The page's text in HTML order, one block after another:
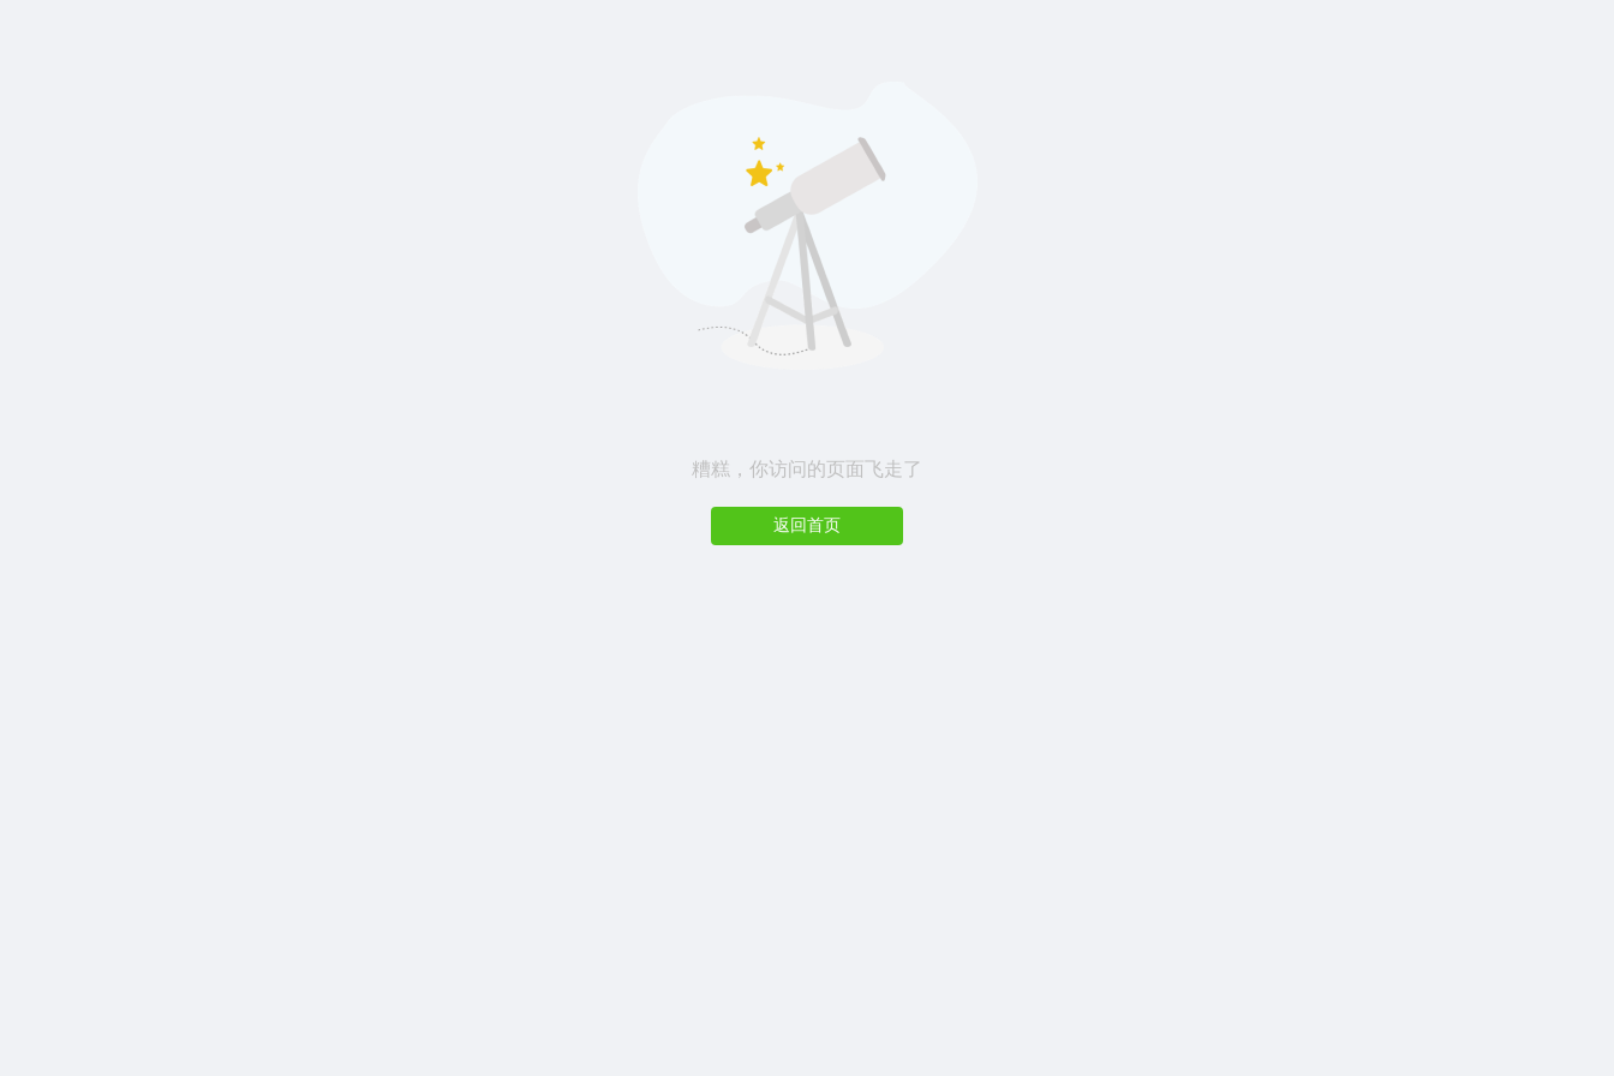
糟糕，你访问的页面飞走了
返回首页